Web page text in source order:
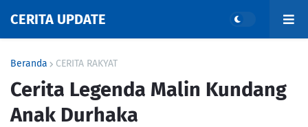
CERITA UPDATE
Beranda CERITA RAKYAT
Cerita Legenda Malin Kundang
Anak Durhaka